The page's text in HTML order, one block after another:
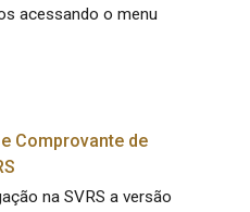
acessando o menu
Comprovante de
na SVRS a versão